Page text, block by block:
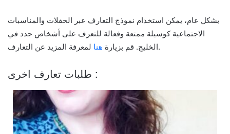
بشكل عام، يمكن استخدام نموذج التعارف عبر الحفلات والمناسبات
الاجتماعية كوسيلة ممتعة وفعالة للتعرف على أشخاص جدد في
الخليج. قم بزيارة هنا لمعرفة المزيد عن التعارف.
طلبات تعارف اخرى :